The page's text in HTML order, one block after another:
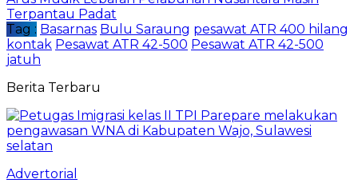
Terpantau Padat
Tag : Basarnas Bulu Saraung pesawat ATR 400 hilang
kontak Pesawat ATR 42-500 Pesawat ATR 42-500
jatuh
Berita Terbaru
Advertorial